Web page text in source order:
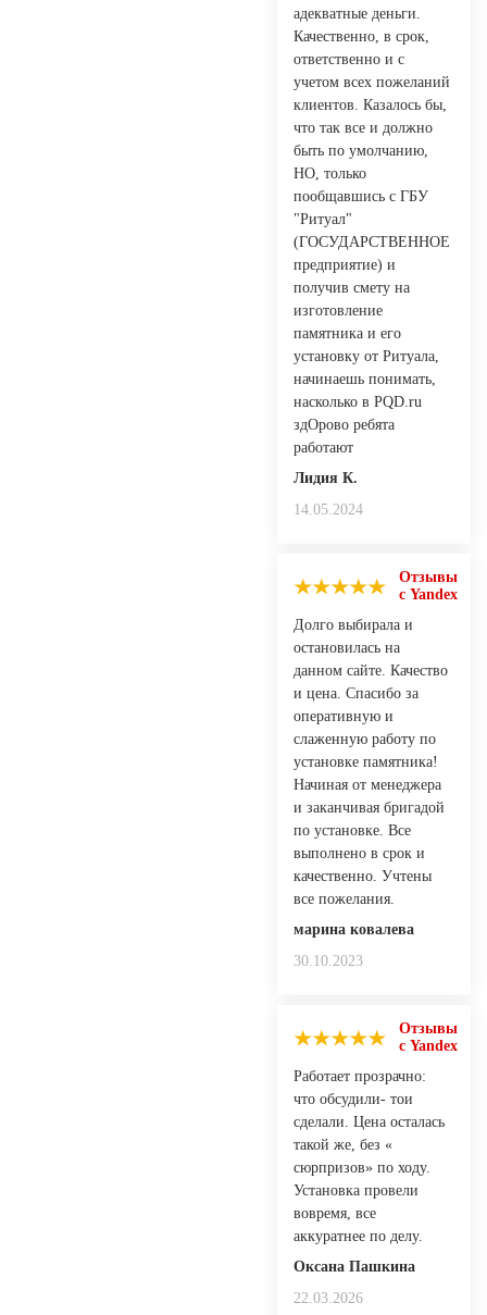
адекватные деньги.
Качественно, в срок,
ответственно и с
учетом всех пожеланий
клиентов. Казалось бы,
что так все и должно
быть по умолчанию,
НО, только
пообщавшись с ГБУ
"Ритуал"
(ГОСУДАРСТВЕННОЕ
предприятие) и
получив смету на
изготовление
памятника и его
установку от Ритуала,
начинаешь понимать,
насколько в PQD.ru
здОрово ребята
работают
Лидия К.
14.05.2024
Отзывы
с Yandex
Долго выбирала и
остановилась на
данном сайте. Качество
и цена. Спасибо за
оперативную и
слаженную работу по
установке памятника!
Начиная от менеджера
и заканчивая бригадой
по установке. Все
выполнено в срок и
качественно. Учтены
все пожелания.
марина ковалева
30.10.2023
Отзывы
с Yandex
Работает прозрачно:
что обсудили- тои
сделали. Цена осталась
такой же, без «
сюрпризов» по ходу.
Установка провели
вовремя, все
аккуратнее по делу.
Оксана Пашкина
22.03.2026